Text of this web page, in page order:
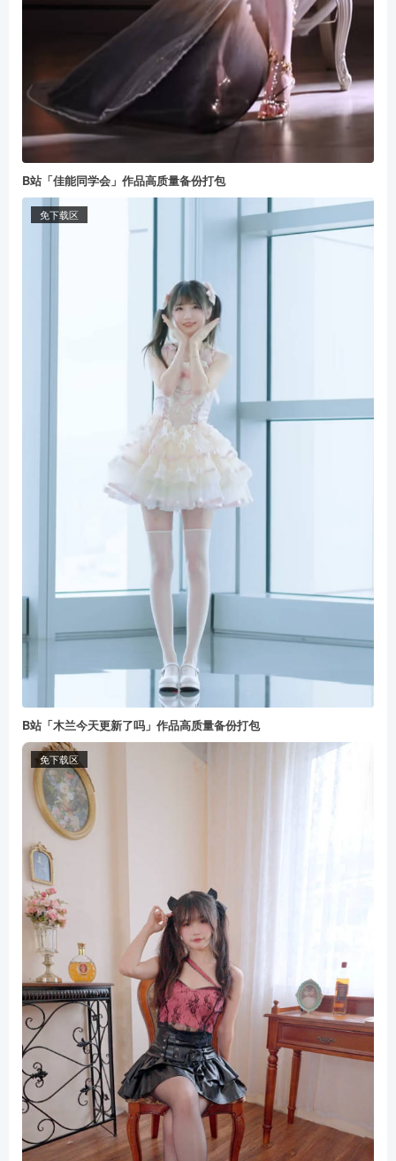
B站「佳能同学会」作品高质量备份打包
免下载区
B站「木兰今天更新了吗」作品高质量备份打包
免下载区